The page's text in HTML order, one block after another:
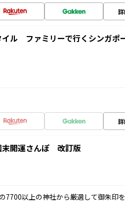
ル ファミリーで行くシンガポ
開運さんぽ 改訂版
7700以上の神社から厳選して御朱印